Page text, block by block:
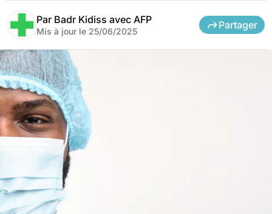
Par Badr Kidiss avec AFP
Mis à jour le 25/06/2025
Partager